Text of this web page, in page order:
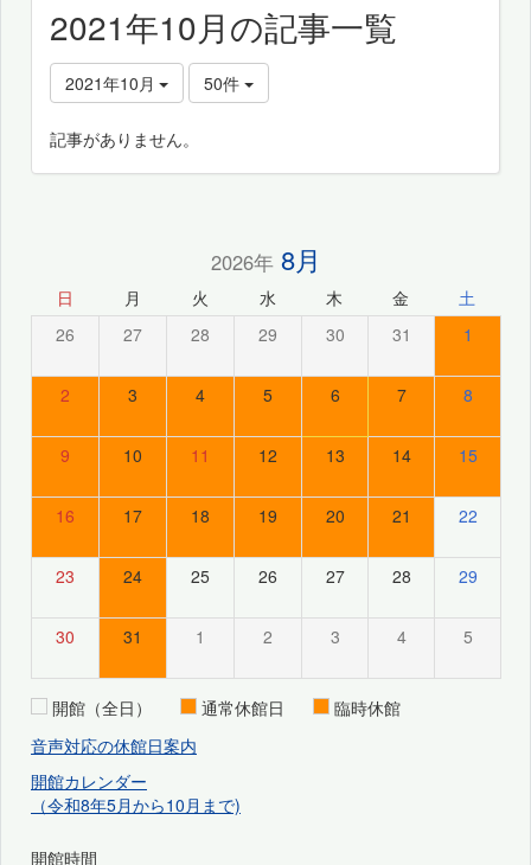
2021年10月の記事一覧
2021年10月 50件
記事がありません。
2026年8月
日 月 火 水 木 金 土
26 27 28 29 30 31 1
2 3 4 5 6 7 8
9 10 11 12 13 14 15
16 17 18 19 20 21 22
23 24 25 26 27 28 29
30 31 1 2 3 4 5
開館（全日） 通常休館日
臨時休館
音声対応の休館日案内
開館カレンダー
（令和8年5月から10月まで)
開館時間